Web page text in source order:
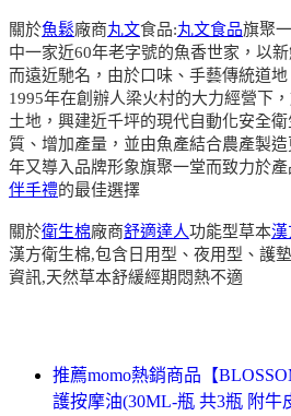
關於魚鬆廠商丸文食品:丸文食品旗聚
中一家近60年老字號的魚香世家，以
而遠近馳名，由於口味、手藝傳統道
1995年在創辦人梁火村的大力經營下
土地，興建近千坪的現代自動化安全
質、增加產量，並由魚產結合農產製
年又導入品牌形象旗聚一堂而致力於
伴手禮的最佳選擇
關於衛生棉廠商舒適達人功能型草本漢
漢方衛生棉,包含日用型、夜用型、護
資訊,天然草本舒緩經期悶熱不適
推薦momo熱銷商品【
護按摩油(30ML-瓶 共3瓶 附牛